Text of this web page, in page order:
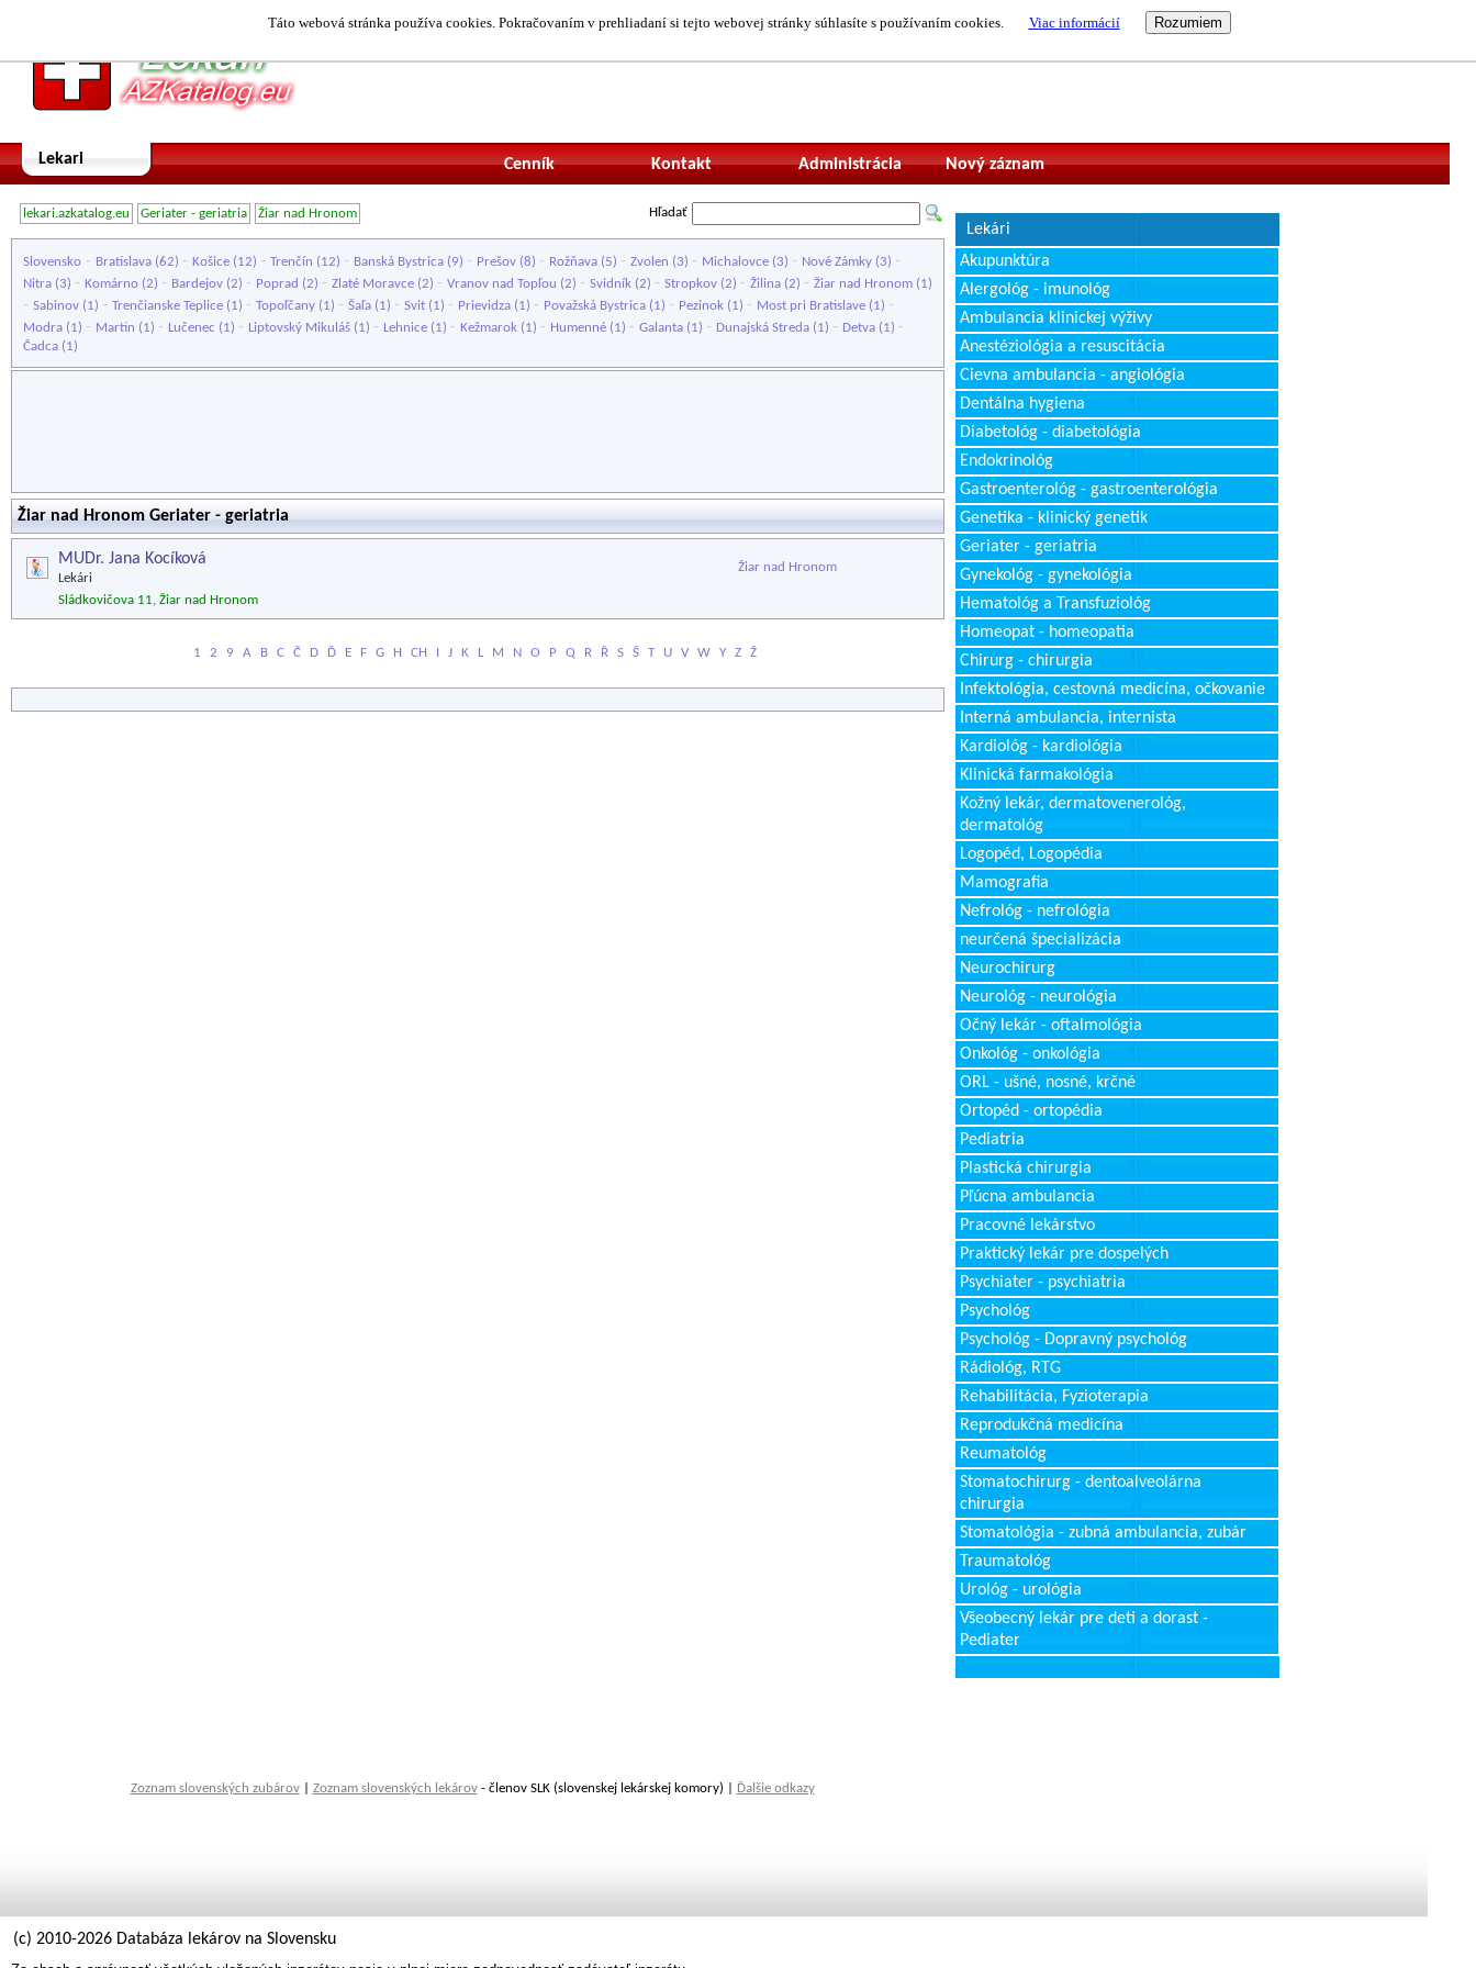
Táto webová stránka používa cookies. Pokračovaním v prehliadaní si tejto webovej stránky súhlasíte s používaním cookies. Viac informácií
Lekari Nový záznam
Administrácia
Kontakt
Cenník
lekari.azkatalog.eu Geriater - geriatria Žiar nad Hronom Hľadať
Slovensko - Bratislava (62) - Košice (12) - Trenčín (12) - Banská Bystrica (9) - Prešov (8) - Rožňava (5) - Zvolen (3) - Michalovce (3) - Nové Zámky (3) -
Nitra (3) - Komárno (2) - Bardejov (2) - Poprad (2) - Zlaté Moravce (2) - Vranov nad Topľou (2) - Svidník (2) - Stropkov (2) - Žilina (2) - Žiar nad Hronom (1)
- Sabinov (1) - Trenčianske Teplice (1) - Topoľčany (1) - Šaľa (1) - Svit (1) - Prievidza (1) - Považská Bystrica (1) - Pezinok (1) - Most pri Bratislave (1) -
Modra (1) - Martin (1) - Lučenec (1) - Liptovský Mikuláš (1) - Lehnice (1) - Kežmarok (1) - Humenné (1) - Galanta (1) - Dunajská Streda (1) - Detva (1) -
Čadca (1)
Žiar nad Hronom Geriater - geriatria
MUDr. Jana Kocíková
Lekári
Žiar nad Hronom
Sládkovičova 11, Žiar nad Hronom
1 2 9 A B C Č D Ď E F G H CH I J K L M N O P Q R Ř S Š T U V W Y Z Ž
Lekári
Akupunktúra
Alergológ - imunológ
Ambulancia klinickej výživy
Anestéziológia a resuscitácia
Cievna ambulancia - angiológia
Dentálna hygiena
Diabetológ - diabetológia
Endokrinológ
Gastroenterológ - gastroenterológia
Genetika - klinický genetik
Geriater - geriatria
Gynekológ - gynekológia
Hematológ a Transfuziológ
Homeopat - homeopatia
Chirurg - chirurgia
Infektológia, cestovná medicína, očkovanie
Interná ambulancia, internista
Kardiológ - kardiológia
Klinická farmakológia
Kožný lekár, dermatovenerológ,
dermatológ
Logopéd, Logopédia
Mamografia
Nefrológ - nefrológia
neurčená špecializácia
Neurochirurg
Neurológ - neurológia
Očný lekár - oftalmológia
Onkológ - onkológia
ORL - ušné, nosné, krčné
Ortopéd - ortopédia
Pediatria
Plastická chirurgia
Pľúcna ambulancia
Pracovné lekárstvo
Praktický lekár pre dospelých
Psychiater - psychiatria
Psychológ
Psychológ - Dopravný psychológ
Rádiológ, RTG
Rehabilitácia, Fyzioterapia
Reprodukčná medicína
Reumatológ
Stomatochirurg - dentoalveolárna
chirurgia
Stomatológia - zubná ambulancia, zubár
Traumatológ
Urológ - urológia
Všeobecný lekár pre deti a dorast -
Pediater
Zoznam slovenských zubárov| Zoznam slovenských lekárov- členov SLK (slovenskej lekárskej komory) | Ďalšie odkazy
(c) 2010-2026 Databáza lekárov na Slovensku